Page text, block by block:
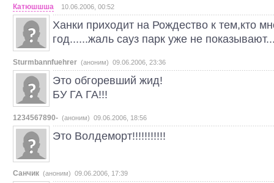
Катюшшша 10.06.2006, 00:52
Ханки приходит на Рождество к тем,кто
год......жаль сауз парк уже не
Sturmbannfuehrer (аноним) 09.06.2006, 23:36
Это обгоревший жид!
БУ ГА ГА!!!
1234567890- (аноним) 09.06.2006, 18:56
Это Волдеморт!!!!!!!!!!!
Санчик (аноним) 09.06.2006, 17:39